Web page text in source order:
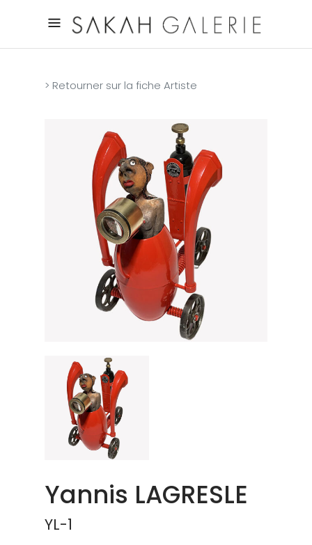
> Retourner sur la fiche Artiste
Yannis LAGRESLE
YL-1